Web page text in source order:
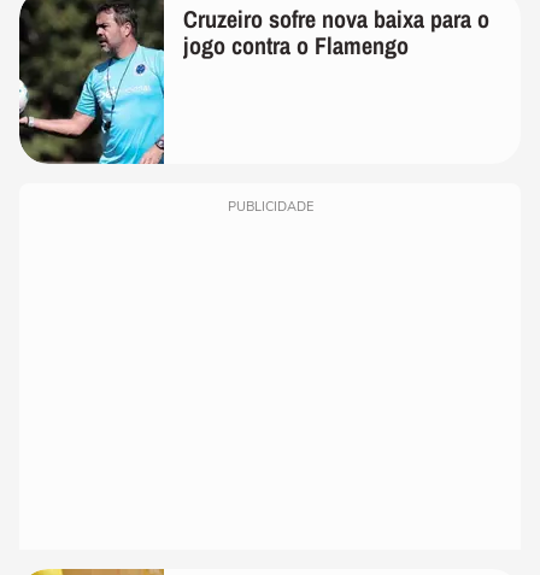
Cruzeiro sofre nova baixa para o
jogo contra o Flamengo
PUBLICIDADE